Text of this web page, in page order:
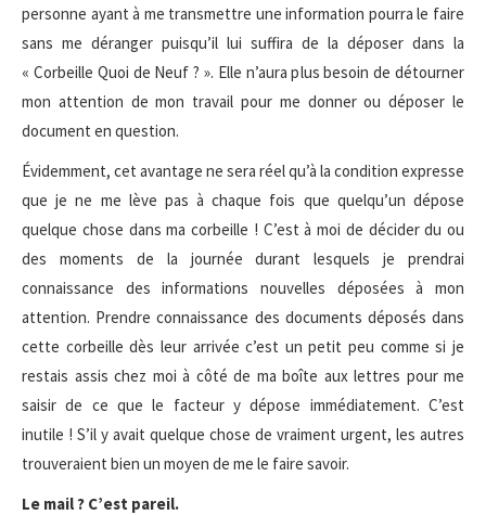
personne ayant à me transmettre une information pourra le faire
sans me déranger puisqu’il lui suffira de la déposer dans la
« Corbeille Quoi de Neuf ? ». Elle n’aura plus besoin de détourner
mon attention de mon travail pour me donner ou déposer le
document en question.
Évidemment, cet avantage ne sera réel qu’à la condition expresse
que je ne me lève pas à chaque fois que quelqu’un dépose
quelque chose dans ma corbeille ! C’est à moi de décider du ou
des moments de la journée durant lesquels je prendrai
connaissance des informations nouvelles déposées à mon
attention. Prendre connaissance des documents déposés dans
cette corbeille dès leur arrivée c’est un petit peu comme si je
restais assis chez moi à côté de ma boîte aux lettres pour me
saisir de ce que le facteur y dépose immédiatement. C’est
inutile ! S’il y avait quelque chose de vraiment urgent, les autres
trouveraient bien un moyen de me le faire savoir.
Le mail ? C’est pareil.